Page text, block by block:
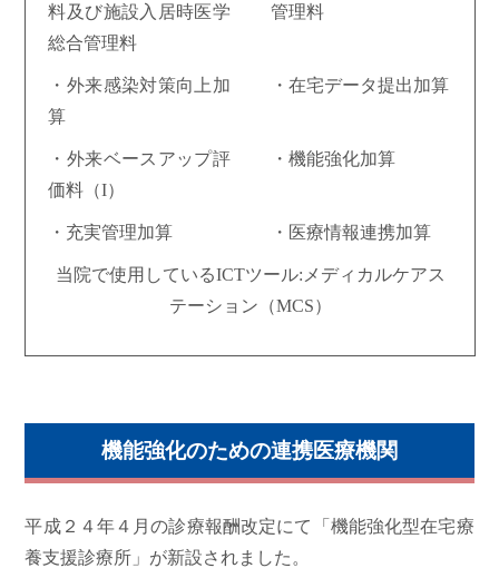
料及び施設入居時医学
総合管理料
管理料
・外来感染対策向上加
算
・在宅データ提出加算
・外来ベースアップ評
価料（I）
・機能強化加算
・充実管理加算 ・医療情報連携加算
当院で使用しているICTツール:メディカルケアス
テーション（MCS）
機能強化のための連携医療機関
平成２４年４月の診療報酬改定にて「機能強化型在宅療
養支援診療所」が新設されました。